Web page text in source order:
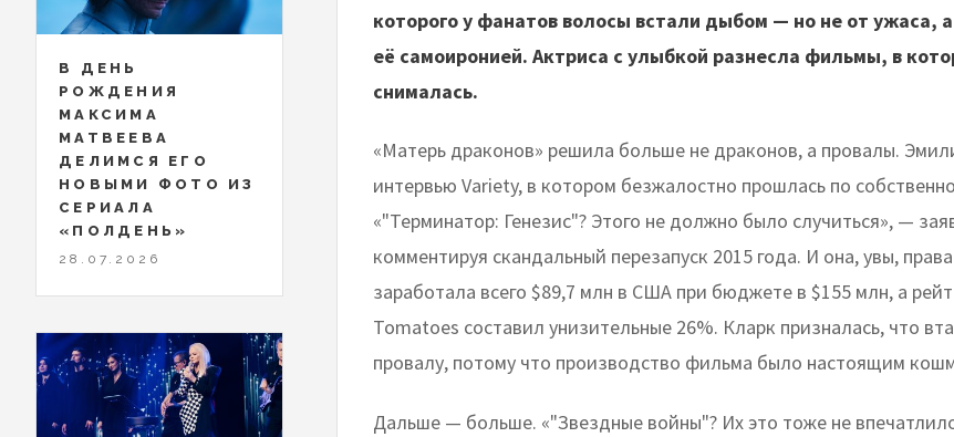
которого у фанатов волосы встали дыбом — но не от ужаса,
её самоиронией. Актриса с улыбкой разнесла фильмы, в
снималась.
«Матерь драконов» решила больше не драконов, а провалы.
интервью Variety, в котором безжалостно прошлась по
«"Терминатор: Генезис"? Этого не должно было случиться», —
комментируя скандальный перезапуск 2015 года. И она, увы,
заработала всего $89,7 млн в США при бюджете в $155 млн, а
Tomatoes составил унизительные 26%. Кларк призналась, что
провалу, потому что производство фильма было настоящим
Дальше — больше. «"Звездные войны"? Их это тоже не
В ДЕНЬ
РОЖДЕНИЯ
МАКСИМА
МАТВЕЕВА
ДЕЛИМСЯ ЕГО
НОВЫМИ ФОТО ИЗ
СЕРИАЛА
«ПОЛДЕНЬ»
28.07.2026